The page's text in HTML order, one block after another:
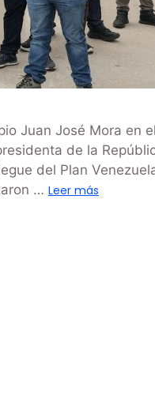
Juan José Mora en
de la
del Plan
… Leer más